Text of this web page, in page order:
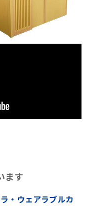
ます
・ウェアラブルカ